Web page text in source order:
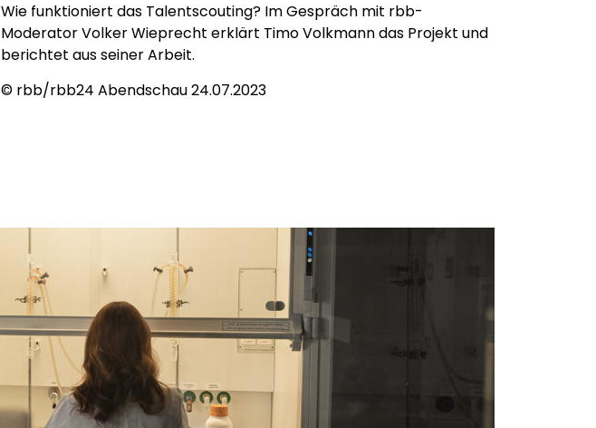
Wie funktioniert das Talentscouting? Im Gespräch mit rbb-
Moderator Volker Wieprecht erklärt Timo Volkmann das Projekt und
berichtet aus seiner Arbeit.
© rbb/rbb24 Abendschau 24.07.2023